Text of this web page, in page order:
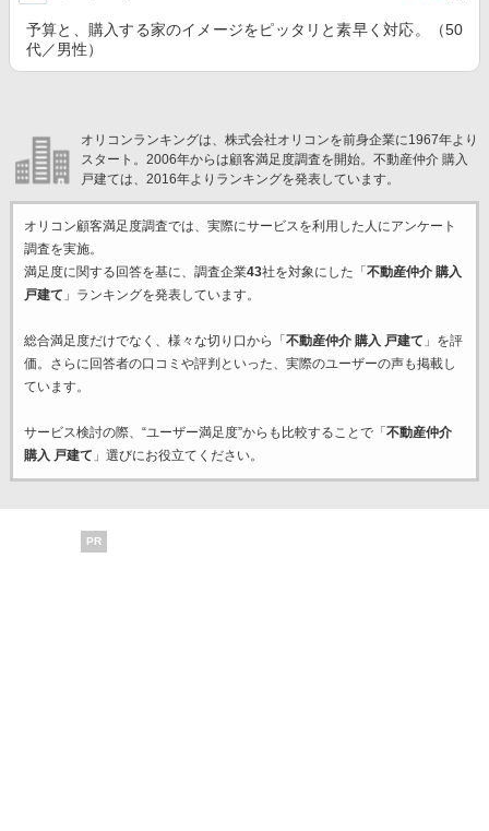
予算と、購入する家のイメージをピッタリと素早く対応。（50
代／男性）
オリコンランキングは、株式会社オリコンを前身企業に1967年より
スタート。2006年からは顧客満足度調査を開始。不動産仲介 購入
戸建ては、2016年よりランキングを発表しています。
オリコン顧客満足度調査では、実際にサービスを利用した 人にアンケート
調査を実施。
満足度に関する回答を基に、調査企業43社を対象にした「 不動産仲介 購入
戸建て 」ランキングを発表しています。
総合満足度だけでなく、様々な切り口から「 不動産仲介 購入 戸建て 」を評
価。さらに回答者の口コミや評判といった、実際のユーザーの声も掲載し
ています。
サービス検討の際、“ユーザー満足度”からも比較することで「 不動産仲介
購入 戸建て 」選びにお役立てください。
PR